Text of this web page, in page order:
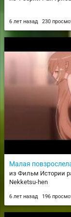
6 лет назад 230
Малая
из Фильм Истории
Nekketsu-hen
6 лет назад 196